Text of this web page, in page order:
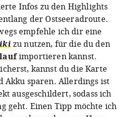
Infos zu den Highlights
der Ostseeradroute.
empfehle ich dir eine
zu nutzen, für die du den
importieren kannst.
kannst du die Karte
Akku sparen. Allerdings ist
ausgeschildert, sodass ich
geht. Einen Tipp möchte ich